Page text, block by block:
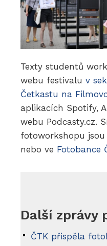
Texty studentů
webu festivalu v
Četkastu na
aplikacích Spotify,
webu Podcasty.cz.
fotoworkshopu jsou
nebo ve Fotobance
Další zprávy
ČTK přispěla